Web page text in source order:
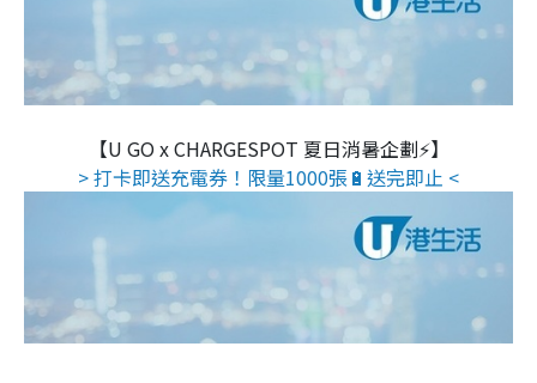
【U GO x CHARGESPOT 夏日消暑企劃⚡】
> 打卡即送充電券！限量1000張🔋送完即止 <